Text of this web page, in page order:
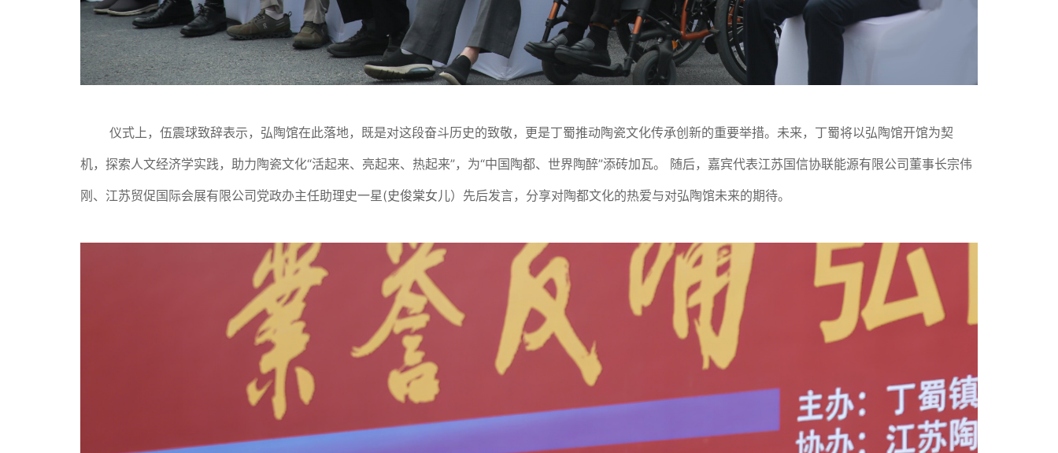
仪式上，伍震球致辞表示，弘陶馆在此落地，既是对这段奋斗历史的致敬，更是丁蜀推动陶瓷文化传承创新的重要举措。未来，丁蜀将以弘陶馆开馆为契
机，探索人文经济学实践，助力陶瓷文化“活起来、亮起来、热起来”，为“中国陶都、世界陶醉”添砖加瓦。 随后，嘉宾代表江苏国信协联能源有限公司董事长宗伟
刚、江苏贸促国际会展有限公司党政办主任助理史一星(史俊棠女儿）先后发言，分享对陶都文化的热爱与对弘陶馆未来的期待。